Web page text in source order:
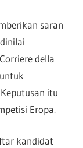
saran
della
itu
Eropa.
kandidat